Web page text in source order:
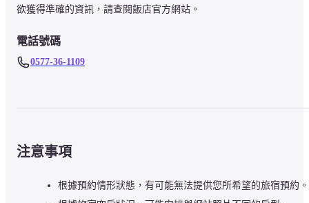
欲獲得準確的資訊，請查閱飯店官方網站。
電話號碼
0577-36-1109
注意事項
根據預約情形狀態，有可能無法提供您所希望的旅宿預約。